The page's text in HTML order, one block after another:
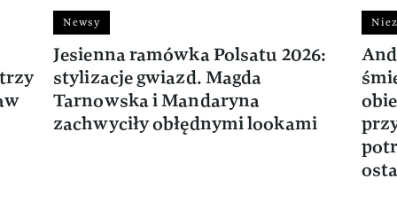
Newsy
Jesienna ramówka Polsatu 2026:
stylizacje gwiazd. Magda
Tarnowska i Mandaryna
zachwyciły obłędnymi lookami